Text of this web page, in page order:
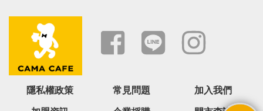
隱私權政策 常見問題 加入我們